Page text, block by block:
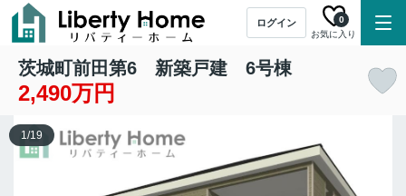
ログイン
お気に入り
0
茨城町前田第6 新築戸建 6号棟
2,490万円
1/19